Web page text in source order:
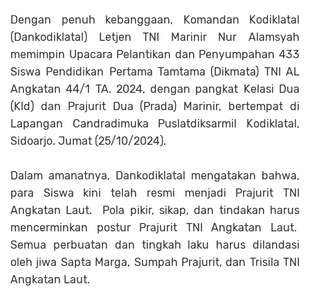
Dengan penuh kebanggaan, Komandan Kodiklatal
(Dankodiklatal) Letjen TNI Marinir Nur Alamsyah
memimpin Upacara Pelantikan dan Penyumpahan 433
Siswa Pendidikan Pertama Tamtama (Dikmata) TNI AL
Angkatan 44/1 TA. 2024, dengan pangkat Kelasi Dua
(Kld) dan Prajurit Dua (Prada) Marinir, bertempat di
Lapangan Candradimuka Puslatdiksarmil Kodiklatal,
Sidoarjo. Jumat (25/10/2024).
Dalam amanatnya, Dankodiklatal mengatakan bahwa,
para Siswa kini telah resmi menjadi Prajurit TNI
Angkatan Laut. Pola pikir, sikap, dan tindakan harus
mencerminkan postur Prajurit TNI Angkatan Laut.
Semua perbuatan dan tingkah laku harus dilandasi
oleh jiwa Sapta Marga, Sumpah Prajurit, dan Trisila TNI
Angkatan Laut.